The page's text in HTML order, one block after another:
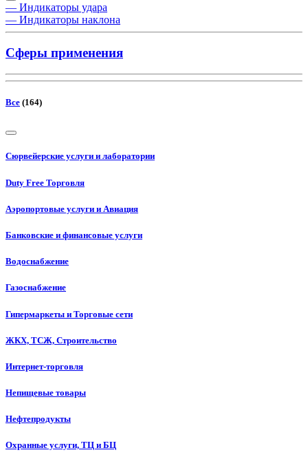
— Индикаторы удара
— Индикаторы наклона
Сферы применения
Все (164)
Сюрвейерские услуги и лаборатории
Duty Free Торговля
Аэропортовые услуги и Авиация
Банковские и финансовые услуги
Водоснабжение
Газоснабжение
Гипермаркеты и Торговые сети
ЖКХ, ТСЖ, Строительство
Интернет-торговля
Непищевые товары
Нефтепродукты
Охранные услуги, ТЦ и БЦ